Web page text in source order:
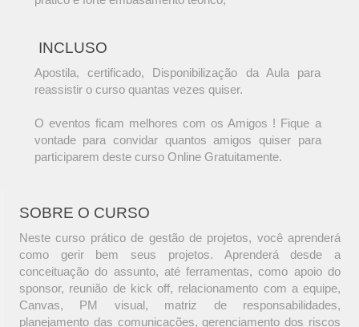
INCLUSO
Apostila, certificado, Disponibilização da Aula para
reassistir o curso quantas vezes quiser.
O eventos ficam melhores com os Amigos ! Fique a
vontade para convidar quantos amigos quiser para
participarem deste curso Online Gratuitamente.
SOBRE O CURSO
Neste curso prático de gestão de projetos, você aprenderá
como gerir bem seus projetos. Aprenderá desde a
conceituação do assunto, até ferramentas, como apoio do
sponsor, reunião de kick off, relacionamento com a equipe,
Canvas, PM visual, matriz de responsabilidades,
planejamento das comunicações, gerenciamento dos riscos